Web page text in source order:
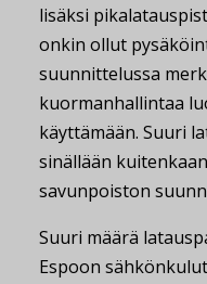
lisäksi
onkin ollut
suunnittelussa
kuormanhallintaa
käyttämään. Suuri
sinällään
savunpoiston
Suuri määrä
Espoon